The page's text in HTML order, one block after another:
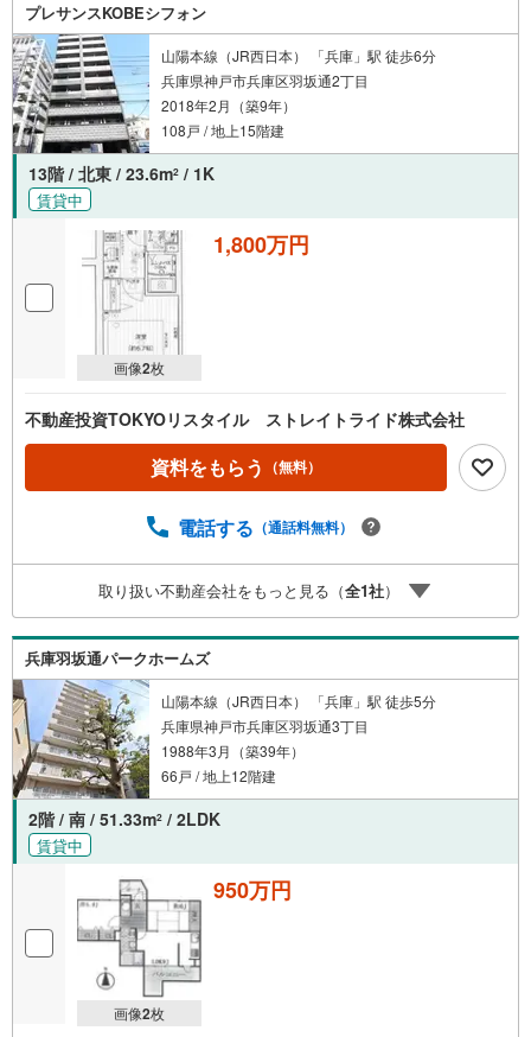
プレサンスKOBEシフォン
山陽本線（JR西日本） 「兵庫」駅 徒歩6分
兵庫県神戸市兵庫区羽坂通2丁目
2018年2月（築9年）
108戸 / 地上15階建
13階 / 北東 / 23.6m2 / 1K
賃貸中
画像2枚
1,800万円
不動産投資TOKYOリスタイル ストレイトライド株式会社
資料をもらう （無料）
電話する （通話料無料）
取り扱い不動産会社をもっと見る（全1社）
兵庫羽坂通パークホームズ
山陽本線（JR西日本） 「兵庫」駅 徒歩5分
兵庫県神戸市兵庫区羽坂通3丁目
1988年3月（築39年）
66戸 / 地上12階建
2階 / 南 / 51.33m2 / 2LDK
賃貸中
画像2枚
950万円